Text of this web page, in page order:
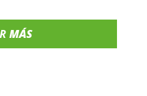
MÁS